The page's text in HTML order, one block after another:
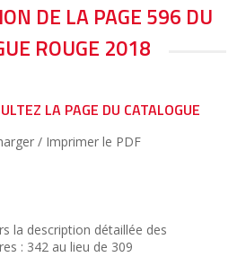
DE LA PAGE 596 DU
ROUGE 2018
LA PAGE DU CATALOGUE
/ Imprimer le PDF
la description détaillée des
: 342 au lieu de 309